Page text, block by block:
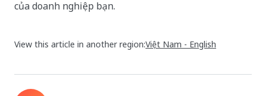
của doanh nghiệp bạn.
View this article in another region:Việt Nam - English